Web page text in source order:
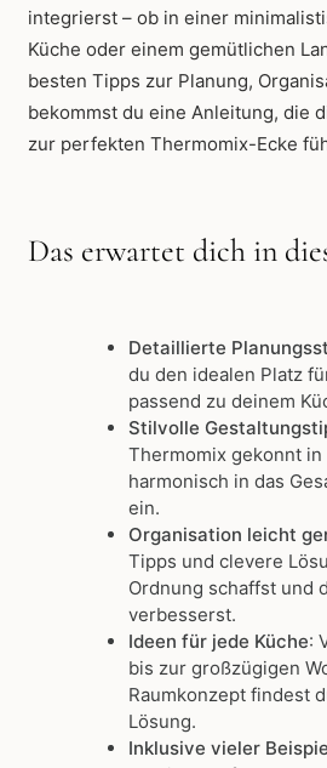
integrierst – ob in einer
Küche oder einem gemütlichen
besten Tipps zur Planung,
bekommst du eine Anleitung, die
zur perfekten Thermomix-Ecke
Das erwartet dich in
Detaillierte
du den idealen Platz
passend zu deinem
Stilvolle
Thermomix gekonnt
harmonisch in das
ein.
Organisation leicht
Tipps und clevere
Ordnung schaffst und
verbesserst.
Ideen für jede Küche:
bis zur großzügigen
Raumkonzept findest
Lösung.
Inklusive vieler